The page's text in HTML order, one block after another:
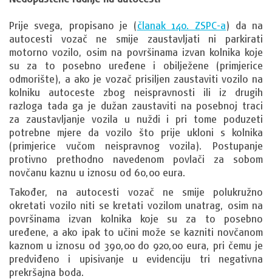
Prije svega, propisano je (članak 140. ZSPC-a) da na
autocesti vozač ne smije zaustavljati ni parkirati
motorno vozilo, osim na površinama izvan kolnika koje
su za to posebno uređene i obilježene (primjerice
odmorište), a ako je vozač prisiljen zaustaviti vozilo na
kolniku autoceste zbog neispravnosti ili iz drugih
razloga tada ga je dužan zaustaviti na posebnoj traci
za zaustavljanje vozila u nuždi i pri tome poduzeti
potrebne mjere da vozilo što prije ukloni s kolnika
(primjerice vučom neispravnog vozila). Postupanje
protivno prethodno navedenom povlači za sobom
novčanu kaznu u iznosu od 60,00 eura.
Također, na autocesti vozač ne smije polukružno
okretati vozilo niti se kretati vozilom unatrag, osim na
površinama izvan kolnika koje su za to posebno
uređene, a ako ipak to učini može se kazniti novčanom
kaznom u iznosu od 390,00 do 920,00 eura, pri čemu je
predviđeno i upisivanje u evidenciju tri negativna
prekršajna boda.